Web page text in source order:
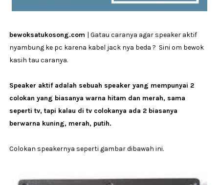
bewoksatukosong.com | Gatau caranya agar speaker aktif
nyambung ke pc karena kabel jack nya beda ? Sini om bewok
kasih tau caranya.
Speaker aktif adalah sebuah speaker yang mempunyai 2
colokan yang biasanya warna hitam dan merah, sama
seperti tv, tapi kalau di tv colokanya ada 2 biasanya
berwarna kuning, merah, putih.
Colokan speakernya seperti gambar dibawah ini.